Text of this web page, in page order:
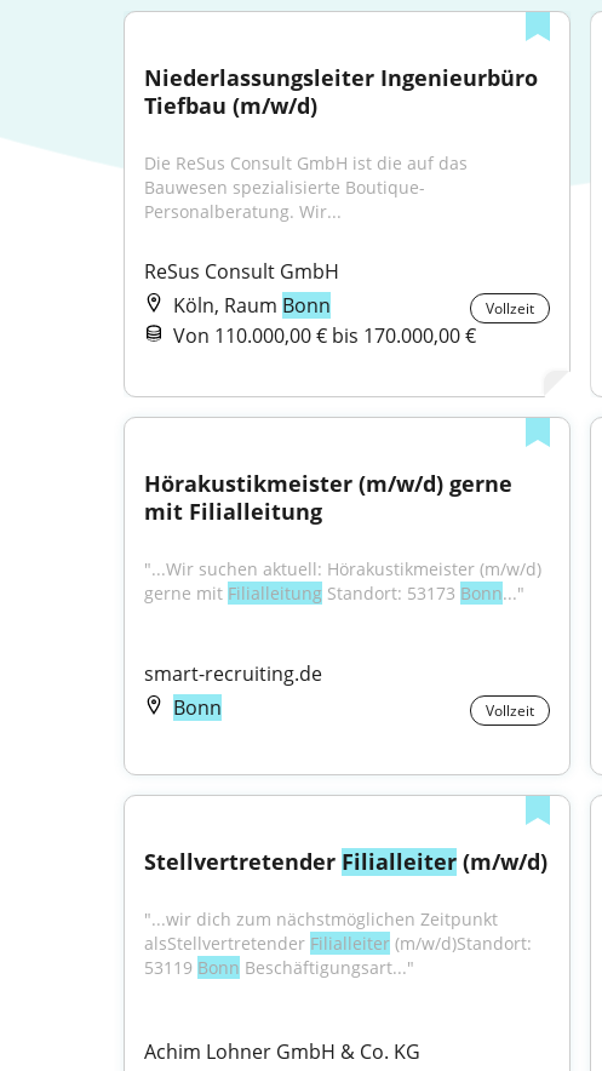
Niederlassungsleiter Ingenieurbüro
Tiefbau (m/w/d)
Die ReSus Consult GmbH ist die auf das
Bauwesen spezialisierte Boutique-
Personalberatung. Wir...
ReSus Consult GmbH
Köln, Raum Bonn Vollzeit
Von 110.000,00 € bis 170.000,00 €
Hörakustikmeister (m/w/d) gerne
mit Filialleitung
"...Wir suchen aktuell: Hörakustikmeister (m/w/d)
gerne mit Filialleitung Standort: 53173 Bonn..."
smart-recruiting.de
Bonn
Vollzeit
Stellvertretender Filialleiter (m/w/d)
"...wir dich zum nächstmöglichen Zeitpunkt
alsStellvertretender Filialleiter (m/w/d)Standort:
53119 Bonn Beschäftigungsart..."
Achim Lohner GmbH & Co. KG